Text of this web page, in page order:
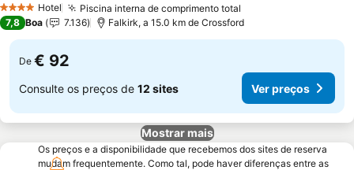
4 EstrelasHotel Piscina interna de comprimento total
7,8 Boa 7.136 Falkirk, a 15.0 km de Crossford
De € 92
Consulte os preços de 12 sites Ver preços
Mostrar mais
Os preços e a disponibilidade que recebemos dos sites de reserva
mudam frequentemente. Como tal, pode haver diferenças entre as